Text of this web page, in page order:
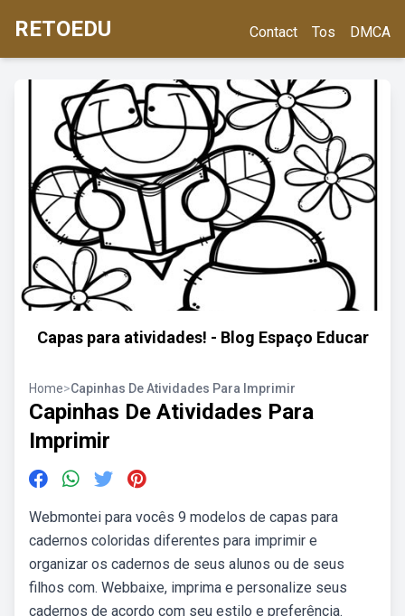
RETOEDU Contact Tos DMCA
Capas para atividades! - Blog Espaço Educar
Home>Capinhas De Atividades Para Imprimir
Capinhas De Atividades Para
Imprimir
Webmontei para vocês 9 modelos de capas para
cadernos coloridas diferentes para imprimir e
organizar os cadernos de seus alunos ou de seus
filhos com. Webbaixe, imprima e personalize seus
cadernos de acordo com seu estilo e preferência.